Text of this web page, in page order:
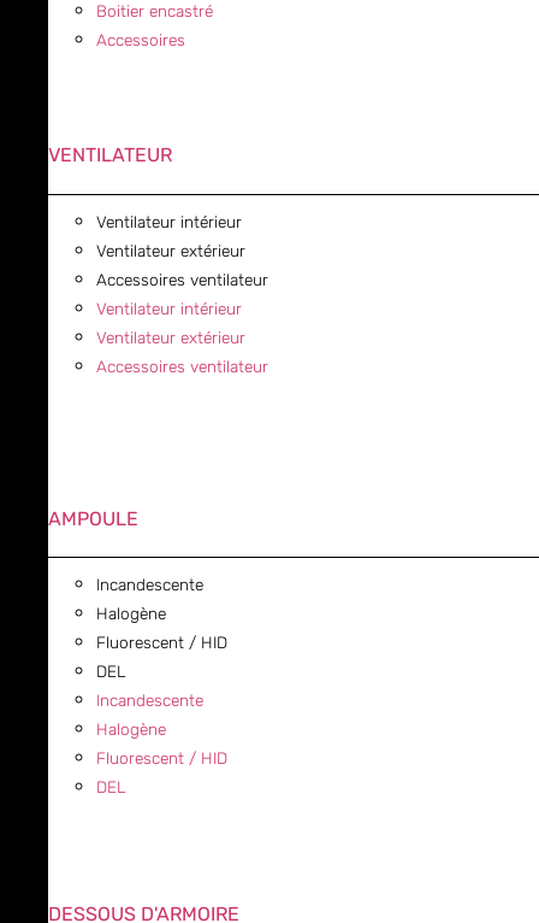
Boitier encastré
Accessoires
VENTILATEUR
Ventilateur intérieur
Ventilateur extérieur
Accessoires ventilateur
Ventilateur intérieur
Ventilateur extérieur
Accessoires ventilateur
AMPOULE
Incandescente
Halogène
Fluorescent / HID
DEL
Incandescente
Halogène
Fluorescent / HID
DEL
DESSOUS D'ARMOIRE